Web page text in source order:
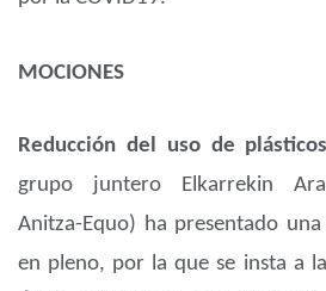
MOCIONES
Reducción del uso de
grupo juntero Elkarrekin
Anitza-Equo) ha presentado
en pleno, por la que se insta a